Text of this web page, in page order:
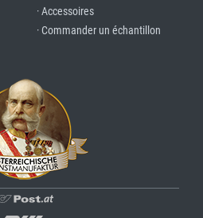
· Accessoires
· Commander un échantillon